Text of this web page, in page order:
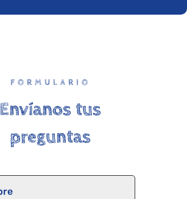
FORMULARIO
Envíanos tus
preguntas